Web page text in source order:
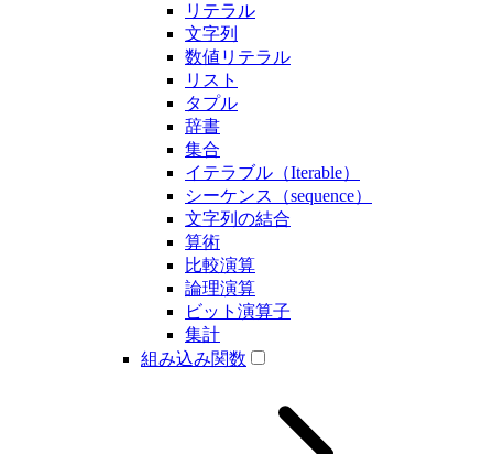
リテラル
文字列
数値リテラル
リスト
タプル
辞書
集合
イテラブル（Iterable）
シーケンス（sequence）
文字列の結合
算術
比較演算
論理演算
ビット演算子
集計
組み込み関数